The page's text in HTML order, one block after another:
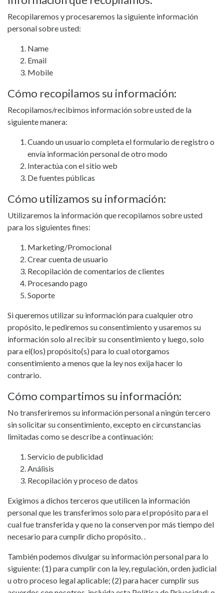
Recopilaremos y procesaremos la siguiente información
personal sobre usted:
Name
Email
Mobile
Cómo recopilamos su información:
Recopilamos/recibimos información sobre usted de la
siguiente manera:
Cuando un usuario completa el formulario de registro o
envía información personal de otro modo
Interactúa con el sitio web
De fuentes públicas
Cómo utilizamos su información:
Utilizaremos la información que recopilamos sobre usted
para los siguientes fines:
Marketing/Promocional
Crear cuenta de usuario
Recopilación de comentarios de clientes
Procesando pago
Soporte
Si queremos utilizar su información para cualquier otro
propósito, le pediremos su consentimiento y usaremos su
información solo al recibir su consentimiento y luego, solo
para el(los) propósito(s) para lo cual otorgamos
consentimiento a menos que la ley nos exija hacer lo
contrario.
Cómo compartimos su información:
No transferiremos su información personal a ningún tercero
sin solicitar su consentimiento, excepto en circunstancias
limitadas como se describe a continuación:
Servicio de publicidad
Análisis
Recopilación y proceso de datos
Exigimos a dichos terceros que utilicen la información
personal que les transferimos solo para el propósito para el
cual fue transferida y que no la conserven por más tiempo del
necesario para cumplir dicho propósito. .
También podemos divulgar su información personal para lo
siguiente: (1) para cumplir con la ley, regulación, orden judicial
u otro proceso legal aplicable; (2) para hacer cumplir sus